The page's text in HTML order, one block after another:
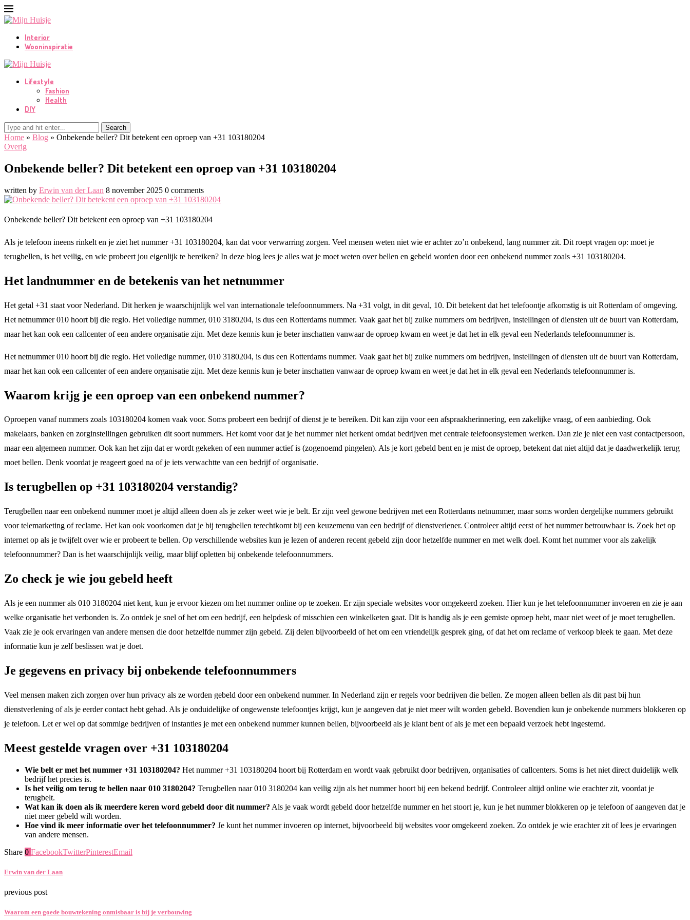
Interior
Wooninspiratie
Lifestyle
Fashion
Health
DIY
Search
Home » Blog » Onbekende beller? Dit betekent een oproep van +31 103180204
Overig
Onbekende beller? Dit betekent een oproep van +31 103180204
written by Erwin van der Laan 8 november 2025 0 comments
Onbekende beller? Dit betekent een oproep van +31 103180204
Als je telefoon ineens rinkelt en je ziet het nummer +31 103180204, kan dat voor verwarring zorgen. Veel mensen weten niet wie er achter zo’n onbekend, lang nummer zit. Dit roept vragen op: moet je
terugbellen, is het veilig, en wie probeert jou eigenlijk te bereiken? In deze blog lees je alles wat je moet weten over bellen en gebeld worden door een onbekend nummer zoals +31 103180204.
Het landnummer en de betekenis van het netnummer
Het getal +31 staat voor Nederland. Dit herken je waarschijnlijk wel van internationale telefoonnummers. Na +31 volgt, in dit geval, 10. Dit betekent dat het telefoontje afkomstig is uit Rotterdam of omgeving.
Het netnummer 010 hoort bij die regio. Het volledige nummer, 010 3180204, is dus een Rotterdams nummer. Vaak gaat het bij zulke nummers om bedrijven, instellingen of diensten uit de buurt van Rotterdam,
maar het kan ook een callcenter of een andere organisatie zijn. Met deze kennis kun je beter inschatten vanwaar de oproep kwam en weet je dat het in elk geval een Nederlands telefoonnummer is.
Het netnummer 010 hoort bij die regio. Het volledige nummer, 010 3180204, is dus een Rotterdams nummer. Vaak gaat het bij zulke nummers om bedrijven, instellingen of diensten uit de buurt van Rotterdam,
maar het kan ook een callcenter of een andere organisatie zijn. Met deze kennis kun je beter inschatten vanwaar de oproep kwam en weet je dat het in elk geval een Nederlands telefoonnummer is.
Waarom krijg je een oproep van een onbekend nummer?
Oproepen vanaf nummers zoals 103180204 komen vaak voor. Soms probeert een bedrijf of dienst je te bereiken. Dit kan zijn voor een afspraakherinnering, een zakelijke vraag, of een aanbieding. Ook
makelaars, banken en zorginstellingen gebruiken dit soort nummers. Het komt voor dat je het nummer niet herkent omdat bedrijven met centrale telefoonsystemen werken. Dan zie je niet een vast contactpersoon,
maar een algemeen nummer. Ook kan het zijn dat er wordt gekeken of een nummer actief is (zogenoemd pingelen). Als je kort gebeld bent en je mist de oproep, betekent dat niet altijd dat je daadwerkelijk terug
moet bellen. Denk voordat je reageert goed na of je iets verwachtte van een bedrijf of organisatie.
Is terugbellen op +31 103180204 verstandig?
Terugbellen naar een onbekend nummer moet je altijd alleen doen als je zeker weet wie je belt. Er zijn veel gewone bedrijven met een Rotterdams netnummer, maar soms worden dergelijke nummers gebruikt
voor telemarketing of reclame. Het kan ook voorkomen dat je bij terugbellen terechtkomt bij een keuzemenu van een bedrijf of dienstverlener. Controleer altijd eerst of het nummer betrouwbaar is. Zoek het op
internet op als je twijfelt over wie er probeert te bellen. Op verschillende websites kun je lezen of anderen recent gebeld zijn door hetzelfde nummer en met welk doel. Komt het nummer voor als zakelijk
telefoonnummer? Dan is het waarschijnlijk veilig, maar blijf opletten bij onbekende telefoonnummers.
Zo check je wie jou gebeld heeft
Als je een nummer als 010 3180204 niet kent, kun je ervoor kiezen om het nummer online op te zoeken. Er zijn speciale websites voor omgekeerd zoeken. Hier kun je het telefoonnummer invoeren en zie je aan
welke organisatie het verbonden is. Zo ontdek je snel of het om een bedrijf, een helpdesk of misschien een winkelketen gaat. Dit is handig als je een gemiste oproep hebt, maar niet weet of je moet terugbellen.
Vaak zie je ook ervaringen van andere mensen die door hetzelfde nummer zijn gebeld. Zij delen bijvoorbeeld of het om een vriendelijk gesprek ging, of dat het om reclame of verkoop bleek te gaan. Met deze
informatie kun je zelf beslissen wat je doet.
Je gegevens en privacy bij onbekende telefoonnummers
Veel mensen maken zich zorgen over hun privacy als ze worden gebeld door een onbekend nummer. In Nederland zijn er regels voor bedrijven die bellen. Ze mogen alleen bellen als dit past bij hun
dienstverlening of als je eerder contact hebt gehad. Als je onduidelijke of ongewenste telefoontjes krijgt, kun je aangeven dat je niet meer wilt worden gebeld. Bovendien kun je onbekende nummers blokkeren op
je telefoon. Let er wel op dat sommige bedrijven of instanties je met een onbekend nummer kunnen bellen, bijvoorbeeld als je klant bent of als je met een bepaald verzoek hebt ingestemd.
Meest gestelde vragen over +31 103180204
Wie belt er met het nummer +31 103180204? Het nummer +31 103180204 hoort bij Rotterdam en wordt vaak gebruikt door bedrijven, organisaties of callcenters. Soms is het niet direct duidelijk welk
bedrijf het precies is.
Is het veilig om terug te bellen naar 010 3180204? Terugbellen naar 010 3180204 kan veilig zijn als het nummer hoort bij een bekend bedrijf. Controleer altijd online wie erachter zit, voordat je
terugbelt.
Wat kan ik doen als ik meerdere keren word gebeld door dit nummer? Als je vaak wordt gebeld door hetzelfde nummer en het stoort je, kun je het nummer blokkeren op je telefoon of aangeven dat je
niet meer gebeld wilt worden.
Hoe vind ik meer informatie over het telefoonnummer? Je kunt het nummer invoeren op internet, bijvoorbeeld bij websites voor omgekeerd zoeken. Zo ontdek je wie erachter zit of lees je ervaringen
van andere mensen.
Share 0 FacebookTwitterPinterestEmail
Erwin van der Laan
previous post
Waarom een goede bouwtekening onmisbaar is bij je verbouwing